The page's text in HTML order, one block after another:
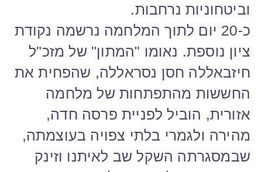
וביטחוניות נרחבות.
כ-20 יום לתוך המלחמה נרשמה נקודת
ציון נוספת. נאומו "המתון" של מזכ"ל
חיזבאללה חסן נסראללה, שהפחית את
החששות מהתפתחות של מלחמה
אזורית, הוביל לפניית פרסה חדה,
מהירה ולגמרי בלתי צפויה בעוצמתה,
שבמסגרתה השקל שב לאיתנו וזינק